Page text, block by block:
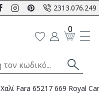
2313.076.249
0
Χαλί Fara 65217 669 Royal